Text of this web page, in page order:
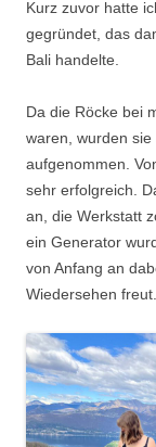
Kurz zuvor hatte
gegründet, das
Bali handelte.
Da die Röcke bei
waren, wurden sie
aufgenommen.
sehr erfolgreich.
an, die Werkstatt
ein Generator
von Anfang an
Wiedersehen freut.